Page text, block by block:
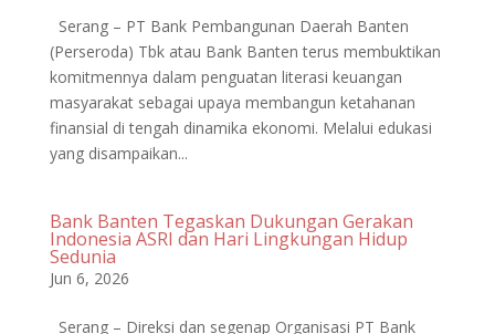
Serang – PT Bank Pembangunan Daerah Banten
(Perseroda) Tbk atau Bank Banten terus membuktikan
komitmennya dalam penguatan literasi keuangan
masyarakat sebagai upaya membangun ketahanan
finansial di tengah dinamika ekonomi. Melalui edukasi
yang disampaikan...
Bank Banten Tegaskan Dukungan Gerakan
Indonesia ASRI dan Hari Lingkungan Hidup
Sedunia
Jun 6, 2026
Serang – Direksi dan segenap Organisasi PT Bank